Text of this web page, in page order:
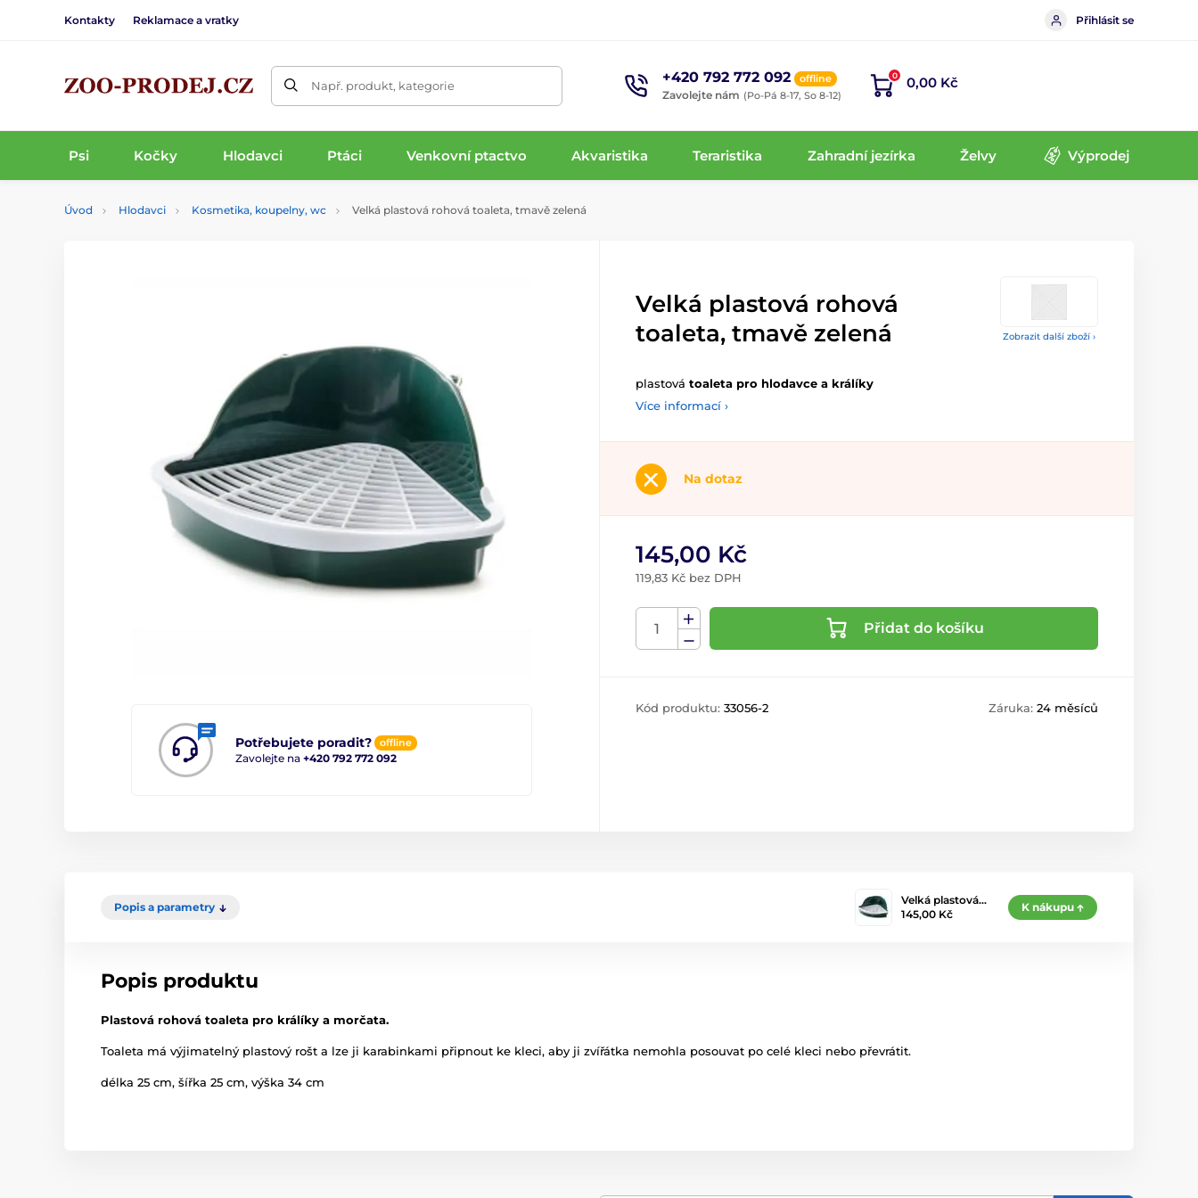
Kontakty Reklamace a vratky Přihlásit se
Např. produkt, kategorie +420 792 772 092 offline
Zavolejte nám (Po-Pá 8-17, So 8-12)
0 0,00 Kč
Psi Kočky Hlodavci Ptáci Venkovní ptactvo Akvaristika Teraristika Zahradní jezírka Želvy Výprodej
Úvod Hlodavci Kosmetika, koupelny, wc Velká plastová rohová toaleta, tmavě zelená
Zobrazit další zboží ›
Potřebujete poradit? offline
Zavolejte na +420 792 772 092
Velká plastová rohová
toaleta, tmavě zelená
plastová toaleta pro hlodavce a králíky
Více informací ›
Na dotaz
145,00 Kč
119,83 Kč bez DPH
Přidat do košíku
Kód produktu: 33056-2 Záruka: 24 měsíců
Popis a parametry
Velká plastová…
145,00 Kč
K nákupu
Popis produktu
Plastová rohová toaleta pro králíky a morčata.
Toaleta má výjimatelný plastový rošt a lze ji karabinkami připnout ke kleci, aby ji zvířátka nemohla posouvat po celé kleci nebo převrátit.
délka 25 cm, šířka 25 cm, výška 34 cm